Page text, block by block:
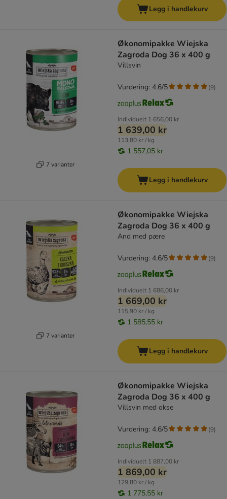
Legg i handlekurv
7 varianter
Økonomipakke Wiejska
Zagroda Dog 36 x 400 g
Villsvin
Individuelt 1 656,00 kr
1 639,00 kr
113,80 kr / kg
1 557,05 kr
Vurdering: 4.6/5 (9)
Legg i handlekurv
7 varianter
Økonomipakke Wiejska
Zagroda Dog 36 x 400 g
And med pære
Individuelt 1 686,00 kr
1 669,00 kr
115,90 kr / kg
1 585,55 kr
Vurdering: 4.6/5 (9)
Legg i handlekurv
Økonomipakke Wiejska
Zagroda Dog 36 x 400 g
Villsvin med okse
Individuelt 1 887,00 kr
1 869,00 kr
129,80 kr / kg
1 775,55 kr
Vurdering: 4.6/5 (9)